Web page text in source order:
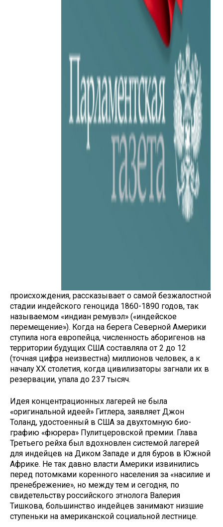
происхождения, расска­зывает о самой безжалостной
ста­дии индейского геноцида 1860-1890 годов, так
называемом «индиан ремувэл» («индейское
перемещение»). Когда на берега Северной Америки
ступила нога европейца, числен­ность аборигенов на
территории будущих США составляла от 2 до 12
(точная цифра неизвестна) миллио­нов человек, а к
началу ХХ столе­тия, когда цивилизаторы загнали их в
резервации, упала до 237 тысяч.
Идея концентрационных лагерей не была
«оригинальной идеей» Гит­лера, заявляет Джон
Толанд, удосто­енный в США за двухтомную био­
графию «фюрера» Пулитцеровской премии. Глава
Третьего рейха был вдохновлен системой лагерей
для индейцев на Диком Западе и для бу­ров в Южной
Африке. Не так давно власти Америки извинились
перед потомками коренного населения за «насилие и
пренебрежение», но между тем и сегодня, по
свидетель­ству российского этнолога Валерия
Тишкова, большинство индейцев за­нимают низшие
ступеньки на аме­риканской социальной лестнице.